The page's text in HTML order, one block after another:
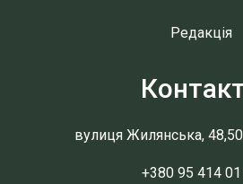
Редакція
вулиця Жилянська,
+380 95 414